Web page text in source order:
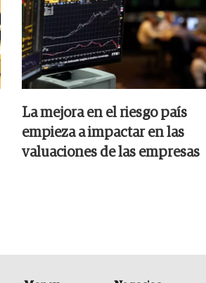
La mejora en el riesgo país
empieza a impactar en las
valuaciones de las empresas